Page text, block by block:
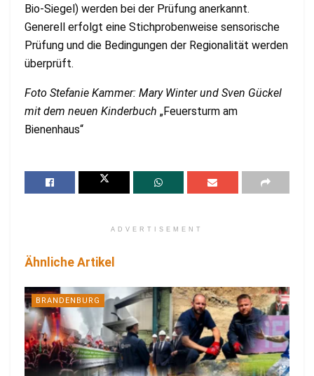
Bio-Siegel) werden bei der Prüfung anerkannt.
Generell erfolgt eine Stichprobenweise sensorische
Prüfung und die Bedingungen der Regionalität werden
überprüft.
Foto Stefanie Kammer: Mary Winter und Sven Gückel
mit dem neuen Kinderbuch „Feuersturm am
Bienenhaus“
ADVERTISEMENT
Ähnliche Artikel
BRANDENBURG